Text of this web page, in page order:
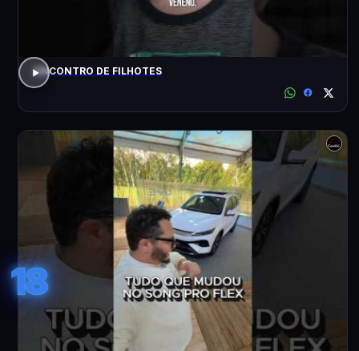
ENCONTRO DE FILHOTES
18